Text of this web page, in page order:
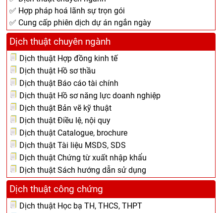
✅ Hợp pháp hoá lãnh sự trọn gói
✅ Cung cấp phiên dịch dự án ngắn ngày
Dịch thuật chuyên ngành
Dịch thuật Hợp đồng kinh tế
Dịch thuật Hồ sơ thầu
Dịch thuật Báo cáo tài chính
Dịch thuật Hồ sơ năng lực doanh nghiệp
Dịch thuật Bản vẽ kỹ thuật
Dịch thuật Điều lệ, nội quy
Dịch thuật Catalogue, brochure
Dịch thuật Tài liệu MSDS, SDS
Dịch thuật Chứng từ xuất nhập khẩu
Dịch thuật Sách hướng dẫn sử dụng
Dịch thuật công chứng
Dịch thuật Học bạ TH, THCS, THPT